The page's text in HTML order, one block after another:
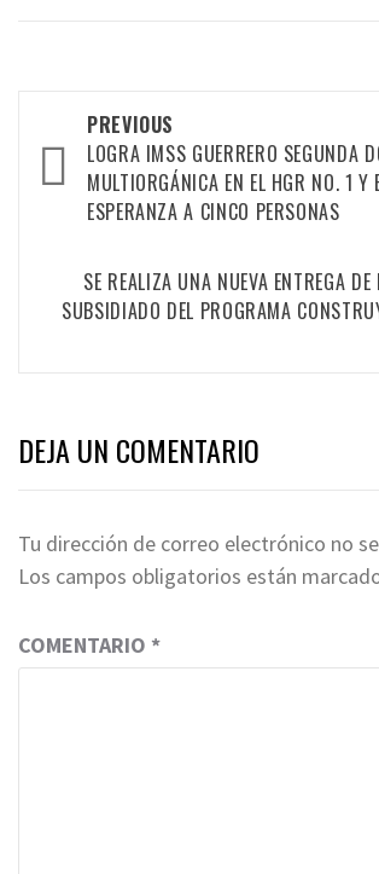
navigation
PREVIOUS
LOGRA IMSS GUERRERO SEGUNDA
MULTIORGÁNICA EN EL HGR NO. 1 Y
ESPERANZA A CINCO PERSONAS
SE REALIZA UNA NUEVA ENTREGA DE
SUBSIDIADO DEL PROGRAMA
DEJA UN COMENTARIO
Tu dirección de correo electrónico no
Los campos obligatorios están
COMENTARIO *